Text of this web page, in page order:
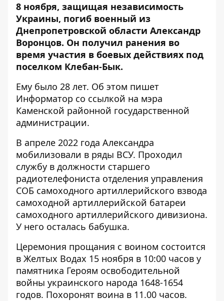
8 ноября, защищая независимость
Украины, погиб военный из
Днепропетровской области Александр
Воронцов. Он получил ранения во
время участия в боевых действиях под
поселком Клебан-Бык.
Ему было 28 лет. Об этом пишет
Информатор со ссылкой на мэра
Каменской районной государственной
администрации.
В апреле 2022 года Александра
мобилизовали в ряды ВСУ. Проходил
службу в должности старшего
радиотелефониста отделения управления
СОБ самоходного артиллерийского взвода
самоходной артиллерийской батареи
самоходного артиллерийского дивизиона.
У него осталась бабушка.
Церемония прощания с воином состоится
в Желтых Водах 15 ноября в 10:00 часов у
памятника Героям освободительной
войны украинского народа 1648-1654
годов. Похоронят воина в 11.00 часов.